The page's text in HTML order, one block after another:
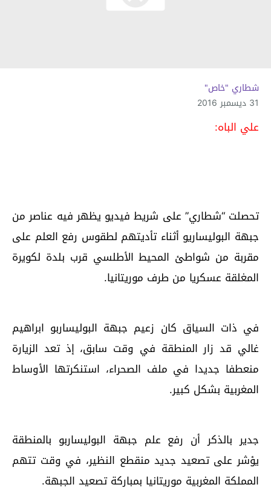
شطاري "خاص"
31 ديسمبر 2016
علي الباه:
تحصلت “شطاري” على شريط فيديو يظهر فيه عناصر من
جبهة البوليساريو أثناء تأديتهم لطقوس رفع العلم على
مقربة من شواطئ المحيط الأطلسي قرب بلدة لكويرة
المغلقة عسكريا من طرف موريتانيا.
في ذات السياق كان زعيم جبهة البوليساربو ابراهيم
غالي قد زار المنطقة في وقت سابق، إذ تعد الزيارة
منعطفا جديدا في ملف الصحراء، استنكرتها الأوساط
المغربية بشكل كبير.
جدير بالذكر أن رفع علم جبهة البوليساربو بالمنطقة
يؤشر على تصعيد جديد منقطع النظير، في وقت تتهم
المملكة المغربية موريتانيا بمباركة تصعيد الجبهة.